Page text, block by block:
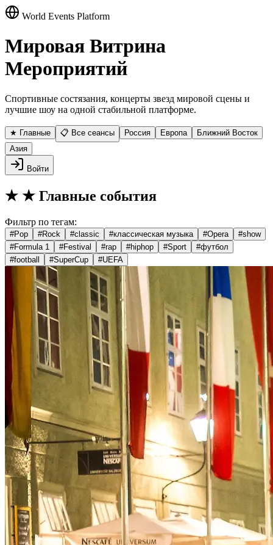
World Events Platform
Мировая Витрина
Мероприятий
Спортивные состязания, концерты звезд мировой сцены и
лучшие шоу на одной стабильной платформе.
★ Главные 📋 Все сеансы Россия Европа
Ближний Восток
Азия
Войти
★ ★ Главные события
Фильтр по тегам:
#Pop #Rock #classic #классическая музыка #Opera #show
#Formula 1 #Festival #rap #hiphop #Sport #футбол
#football #SuperCup #UEFA